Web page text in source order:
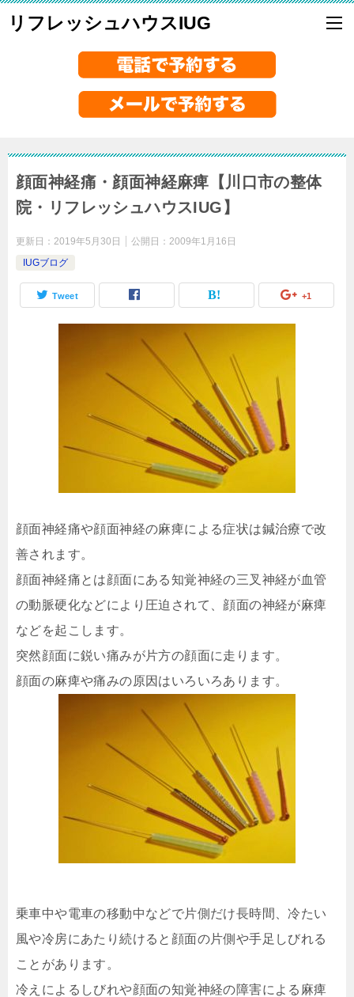
リフレッシュハウスIUG
顔面神経痛・顔面神経麻痺【川口市の整体
院・リフレッシュハウスIUG】
更新日： 2019年5月30日 公開日： 2009年1月16日
IUGブログ
Tweet +1
顔面神経痛や顔面神経の麻痺による症状は鍼治療で改
善されます。
顔面神経痛とは顔面にある知覚神経の三叉神経が血管
の動脈硬化などにより圧迫されて、顔面の神経が麻痺
などを起こします。
突然顔面に鋭い痛みが片方の顔面に走ります。
顔面の麻痺や痛みの原因はいろいろあります。
乗車中や電車の移動中などで片側だけ長時間、冷たい
風や冷房にあたり続けると顔面の片側や手足しびれる
ことがあります。
冷えによるしびれや顔面の知覚神経の障害による麻痺